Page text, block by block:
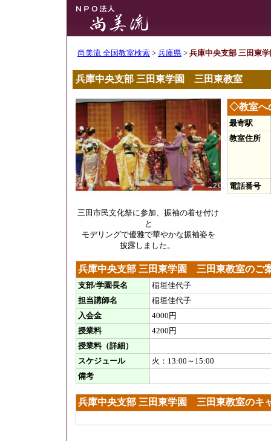
尚美流 全国教室検索 > 兵庫県 > 兵庫中央支部 三田東
兵庫中央支部 三田東学園 三田東教室
三田市民文化祭に参加、振袖の着せ付け
と
モデリングで優雅で華やかな振袖姿を
披露しました。
◇教室へ
最寄駅
教室住所
電話番号
兵庫中央支部 三田東学園 三田東教室のご
支部/学園長名
稲垣佳代子
担当講師名
稲垣佳代子
入会金
4000円
授業料
4200円
授業料（詳細）
スケジュール
火：13:00～15:00
備考
兵庫中央支部 三田東学園 三田東教室のキ